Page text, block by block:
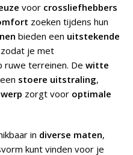
voor crossliefhebbers
zoeken tijdens hun
bieden een uitstekende
je met
ruwe terreinen. De witte
stoere uitstraling,
zorgt voor optimale
in diverse maten,
kunt vinden voor je